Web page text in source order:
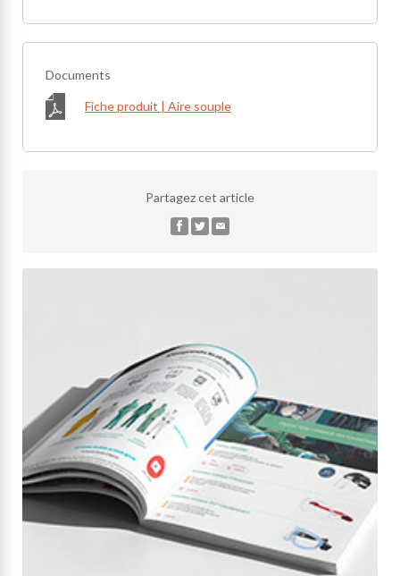
Documents
Fiche produit | Aire souple
Partagez cet article